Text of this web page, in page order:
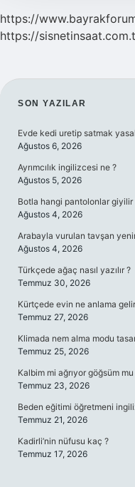
https://
https://
SIDEBAR
SON YAZILAR
Evde kedi uretip satmak
Ağustos 6, 2026
Ayrımcılık ingilizcesi ne ?
Ağustos 5, 2026
Botla hangi pantolonlar giyilir
Ağustos 4, 2026
Arabayla vurulan tavşan
Ağustos 4, 2026
Türkçede ağaç nasıl yazılır ?
Temmuz 30, 2026
Kürtçede evin ne anlama
Temmuz 27, 2026
Klimada nem alma modu
Temmuz 25, 2026
Kalbim mi ağrıyor göğsüm mu
Temmuz 23, 2026
Beden eğitimi öğretmeni
Temmuz 21, 2026
Kadirli’nin nüfusu kaç ?
Temmuz 17, 2026